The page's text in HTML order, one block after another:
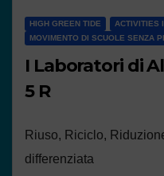
HIGH GREEN TIDE ACTIVITIES
MOVIMENTO DI SCUOLE SENZA
I Laboratori di
5 R
Riuso, Riciclo,
differenziata